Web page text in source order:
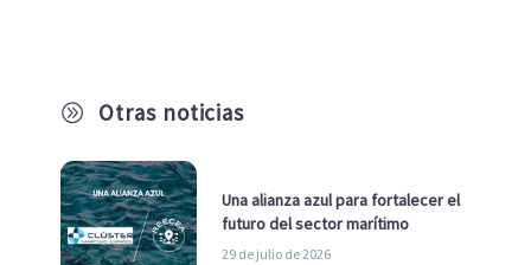
A Otras noticias
Una alianza azul para fortalecer el
futuro del sector marítimo
29 de julio de 2026